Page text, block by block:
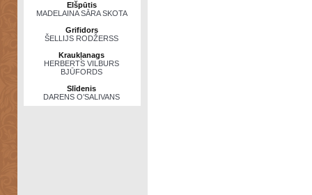
Elšpūtis
MADELAINA SĀRA SKOTA
Grifidors
ŠELLIJS RODŽERSS
Kraukļanags
HERBERTS VILBURS
BJŪFORDS
Slīdenis
DARENS O’SALIVANS